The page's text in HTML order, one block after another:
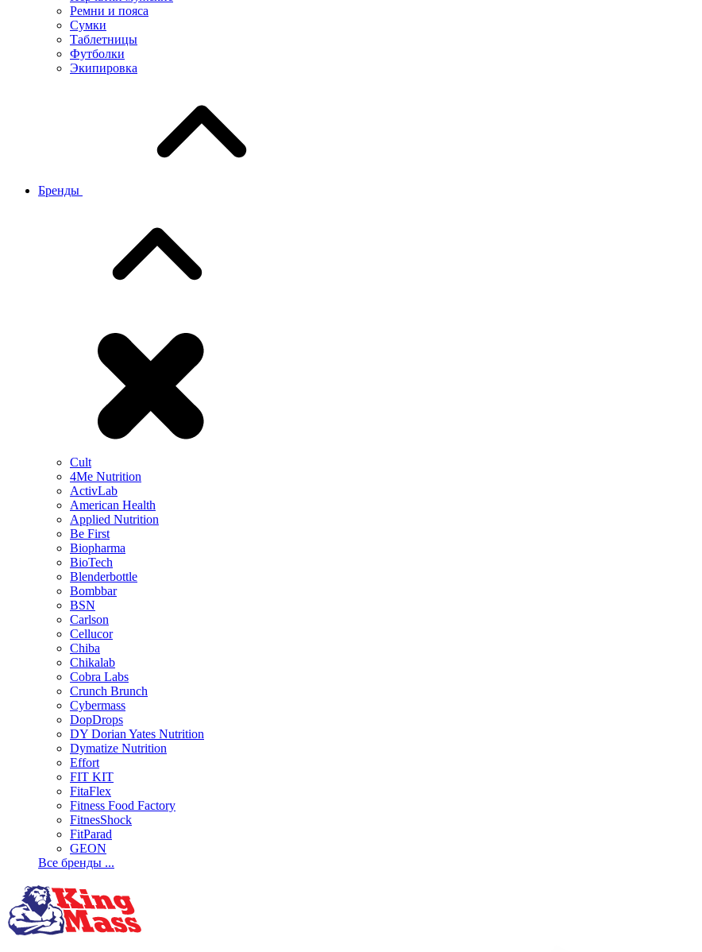
Ремни и пояса
Сумки
Таблетницы
Футболки
Экипировка
Бренды
Cult
4Me Nutrition
ActivLab
American Health
Applied Nutrition
Be First
Biopharma
BioTech
Blenderbottle
Bombbar
BSN
Carlson
Cellucor
Chiba
Chikalab
Cobra Labs
Crunch Brunch
Cybermass
DopDrops
DY Dorian Yates Nutrition
Dymatize Nutrition
Effort
FIT KIT
FitaFlex
Fitness Food Factory
FitnesShock
FitParad
GEON
Все бренды ...